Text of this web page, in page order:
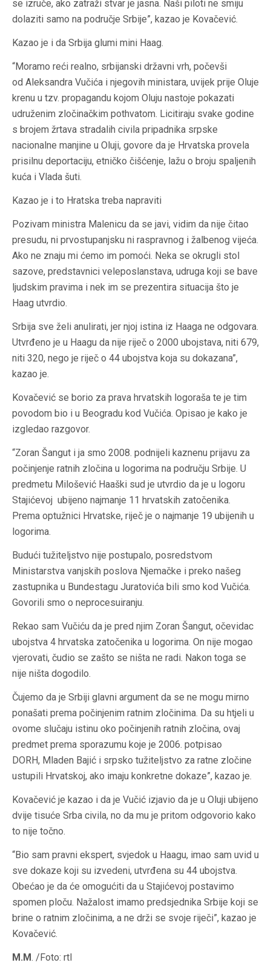
se izruče, ako zatraži stvar je jasna. Naši piloti ne smiju
dolaziti samo na područje Srbije”, kazao je Kovačević.
Kazao je i da Srbija glumi mini Haag.
“Moramo reći realno, srbijanski državni vrh, počevši
od Aleksandra Vučića i njegovih ministara, uvijek prije Oluje
krenu u tzv. propagandu kojom Oluju nastoje pokazati
udruženim zločinačkim pothvatom. Licitiraju svake godine
s brojem žrtava stradalih civila pripadnika srpske
nacionalne manjine u Oluji, govore da je Hrvatska provela
prisilnu deportaciju, etničko čišćenje, lažu o broju spaljenih
kuća i Vlada šuti.
Kazao je i to Hratska treba napraviti
Pozivam ministra Malenicu da se javi, vidim da nije čitao
presudu, ni prvostupanjsku ni raspravnog i žalbenog vijeća.
Ako ne znaju mi ćemo im pomoći. Neka se okrugli stol
sazove, predstavnici veleposlanstava, udruga koji se bave
ljudskim pravima i nek im se prezentira situacija što je
Haag utvrdio.
Srbija sve želi anulirati, jer njoj istina iz Haaga ne odgovara.
Utvrđeno je u Haagu da nije riječ o 2000 ubojstava, niti 679,
niti 320, nego je riječ o 44 ubojstva koja su dokazana”,
kazao je.
Kovačević se borio za prava hrvatskih logoraša te je tim
povodom bio i u Beogradu kod Vučića. Opisao je kako je
izgledao razgovor.
“Zoran Šangut i ja smo 2008. podnijeli kaznenu prijavu za
počinjenje ratnih zločina u logorima na području Srbije. U
predmetu Milošević Haaški sud je utvrdio da je u logoru
Stajićevoj ubijeno najmanje 11 hrvatskih zatočenika.
Prema optužnici Hrvatske, riječ je o najmanje 19 ubijenih u
logorima.
Budući tužiteljstvo nije postupalo, posredstvom
Ministarstva vanjskih poslova Njemačke i preko našeg
zastupnika u Bundestagu Juratovića bili smo kod Vučića.
Govorili smo o neprocesuiranju.
Rekao sam Vučiću da je pred njim Zoran Šangut, očevidac
ubojstva 4 hrvatska zatočenika u logorima. On nije mogao
vjerovati, čudio se zašto se ništa ne radi. Nakon toga se
nije ništa dogodilo.
Čujemo da je Srbiji glavni argument da se ne mogu mirno
ponašati prema počinjenim ratnim zločinima. Da su htjeli u
ovome slučaju istinu oko počinjenih ratnih zločina, ovaj
predmet prema sporazumu koje je 2006. potpisao
DORH, Mladen Bajić i srpsko tužiteljstvo za ratne zločine
ustupili Hrvatskoj, ako imaju konkretne dokaze”, kazao je.
Kovačević je kazao i da je Vučić izjavio da je u Oluji ubijeno
dvije tisuće Srba civila, no da mu je pritom odgovorio kako
to nije točno.
“Bio sam pravni ekspert, svjedok u Haagu, imao sam uvid u
sve dokaze koji su izvedeni, utvrđena su 44 ubojstva.
Obećao je da će omogućiti da u Stajićevoj postavimo
spomen ploču. Nažalost imamo predsjednika Srbije koji se
brine o ratnim zločinima, a ne drži se svoje riječi”, kazao je
Kovačević.
M.M. /Foto: rtl